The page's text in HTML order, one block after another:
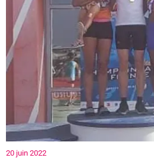
20 juin 2022